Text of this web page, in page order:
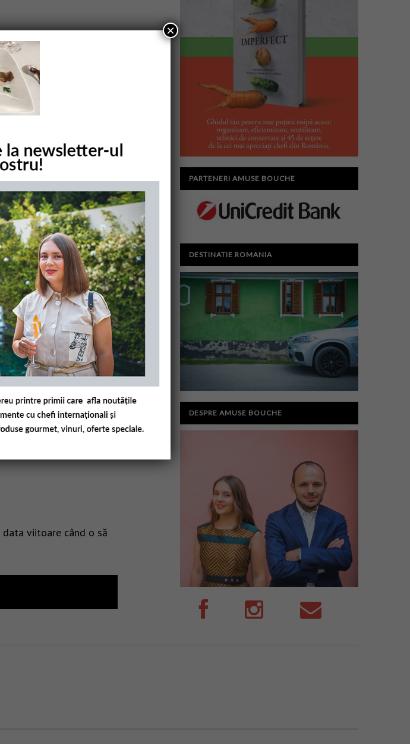
cu*
viitoare când o să
PARTENERI AMUSE BOUCHE
DESTINATIE ROMANIA
DESPRE AMUSE BOUCHE
×